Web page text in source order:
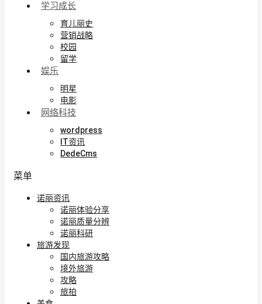
学习成长
育儿丽史
营销战略
校园
留学
娱乐
明星
电影
网络科技
wordpress
IT资讯
DedeCms
菜单
诺丽资讯
诺丽体验分享
诺丽质量分辨
诺丽科研
旅游发现
国内旅游攻略
境外旅游
攻略
旅拍